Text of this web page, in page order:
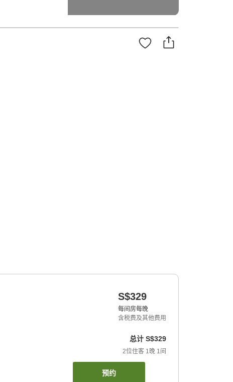
S$329
每间房每晚
含税费及其他费用
总计 S$329
2位住客 1晚 1间
预约